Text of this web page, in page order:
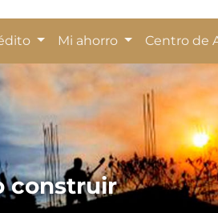
Mi ahorro Centro de
construir